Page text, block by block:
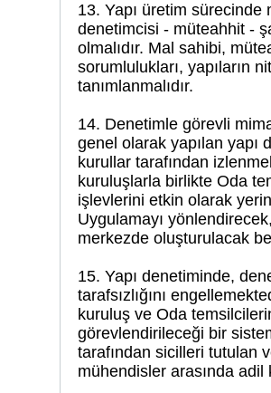
13. Yapı üretim
denetimcisi - müteahhit -
olmalıdır. Mal sahibi,
sorumlulukları, yapıların
tanımlanmalıdır.
14. Denetimle görevli
genel olarak yapılan
kurullar tarafından
kuruluşlarla birlikte Oda
işlevlerini etkin olarak
Uygulamayı
merkezde oluşturulacak
15. Yapı denetiminde,
tarafsızlığını
kuruluş ve Oda
görevlendirileceği bir
tarafından sicilleri tutulan
mühendisler arasında adil